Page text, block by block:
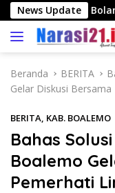
a
News Update
Publik, Bone
Beranda BERITA
Gelar Diskusi
BERITA, KAB. BOALEMO
Bahas
Boalemo
Pemerhati